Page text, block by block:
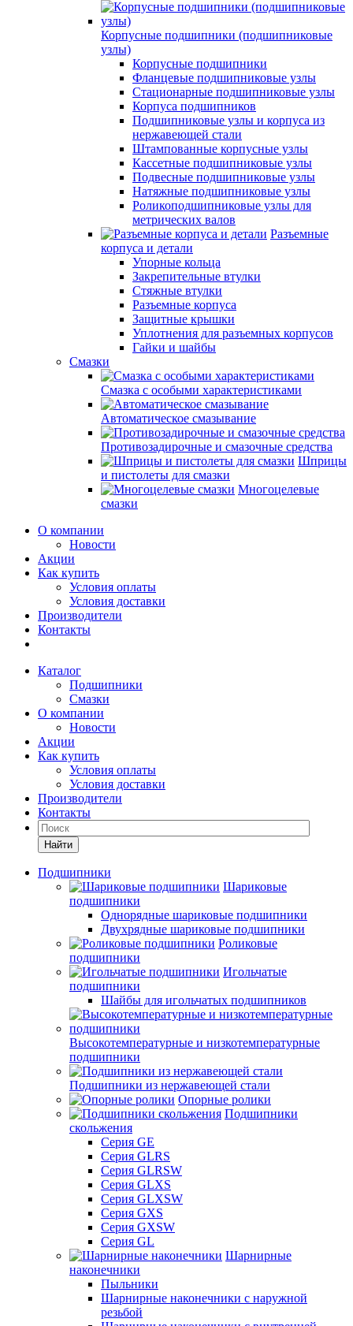
Корпусные подшипники (подшипниковые
узлы)
Корпусные подшипники
Фланцевые подшипниковые узлы
Стационарные подшипниковые узлы
Корпуса подшипников
Подшипниковые узлы и корпуса из
нержавеющей стали
Штампованные корпусные узлы
Кассетные подшипниковые узлы
Подвесные подшипниковые узлы
Натяжные подшипниковые узлы
Роликоподшипниковые узлы для
метрических валов
Разъемные
корпуса и детали
Упорные кольца
Закрепительные втулки
Стяжные втулки
Разъемные корпуса
Защитные крышки
Уплотнения для разъемных корпусов
Гайки и шайбы
Смазки
Смазка с особыми характеристиками
Автоматическое смазывание
Противозадирочные и смазочные средства
Шприцы
и пистолеты для смазки
Многоцелевые
смазки
О компании
Новости
Акции
Как купить
Условия оплаты
Условия доставки
Производители
Контакты
Каталог
Подшипники
Смазки
О компании
Новости
Акции
Как купить
Условия оплаты
Условия доставки
Производители
Контакты
Найти
Подшипники
Шариковые
подшипники
Однорядные шариковые подшипники
Двухрядные шариковые подшипники
Роликовые
подшипники
Игольчатые
подшипники
Шайбы для игольчатых подшипников
Высокотемпературные и низкотемпературные
подшипники
Подшипники из нержавеющей стали
Опорные ролики
Подшипники
скольжения
Серия GE
Серия GLRS
Серия GLRSW
Серия GLXS
Серия GLXSW
Серия GXS
Серия GXSW
Серия GL
Шарнирные
наконечники
Пыльники
Шарнирные наконечники с наружной
резьбой